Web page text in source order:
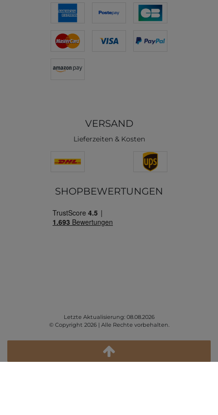
VERSAND
Lieferzeiten & Kosten
SHOPBEWERTUNGEN
Letzte Aktualisierung: 08.08.2026
© Copyright 2026 | Alle Rechte vorbehalten.